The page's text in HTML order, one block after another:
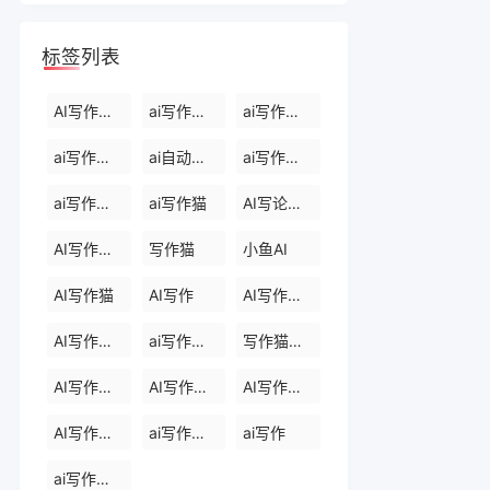
标签列表
AI写作生成器 ai写作软件下载 ai写作免费软件
ai写作软件永久免费版 ai自动写作软件 ai写作生成器
ai写作免费 ai写作猫 AI写论文生成器
AI写作助手 写作猫 小鱼AI
AI写作猫 AI写作 AI写作生成器
AI写作助手 ai写作助手会员 写作猫官网
AI写作助手官网 AI写作助手免费版 AI写作助手那些
AI写作助手原创 ai写作助手网页版 ai写作
ai写作官网